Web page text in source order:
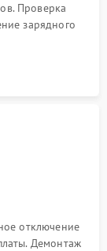
Проверка
зарядного
помощью
проблемы.
отключение
Демонтаж